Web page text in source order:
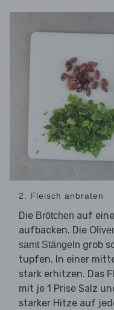
2. Fleisch anbraten
Die Brötchen auf
aufbacken. Die
samt Stängeln grob
tupfen. In einer
stark erhitzen. Das
mit je 1 Prise Salz
starker Hitze auf